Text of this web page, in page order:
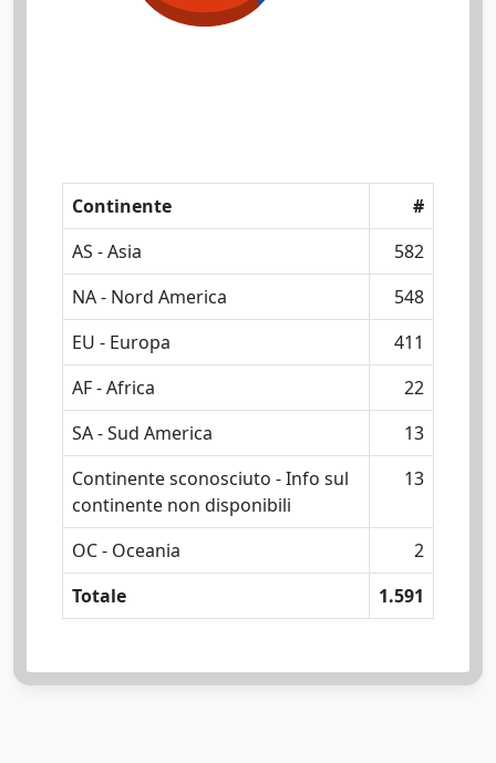
Continente
#
AS - Asia
582
NA - Nord America
548
EU - Europa
411
AF - Africa
22
SA - Sud America
13
Continente sconosciuto - Info sul
continente non disponibili
13
OC - Oceania
2
Totale
1.591